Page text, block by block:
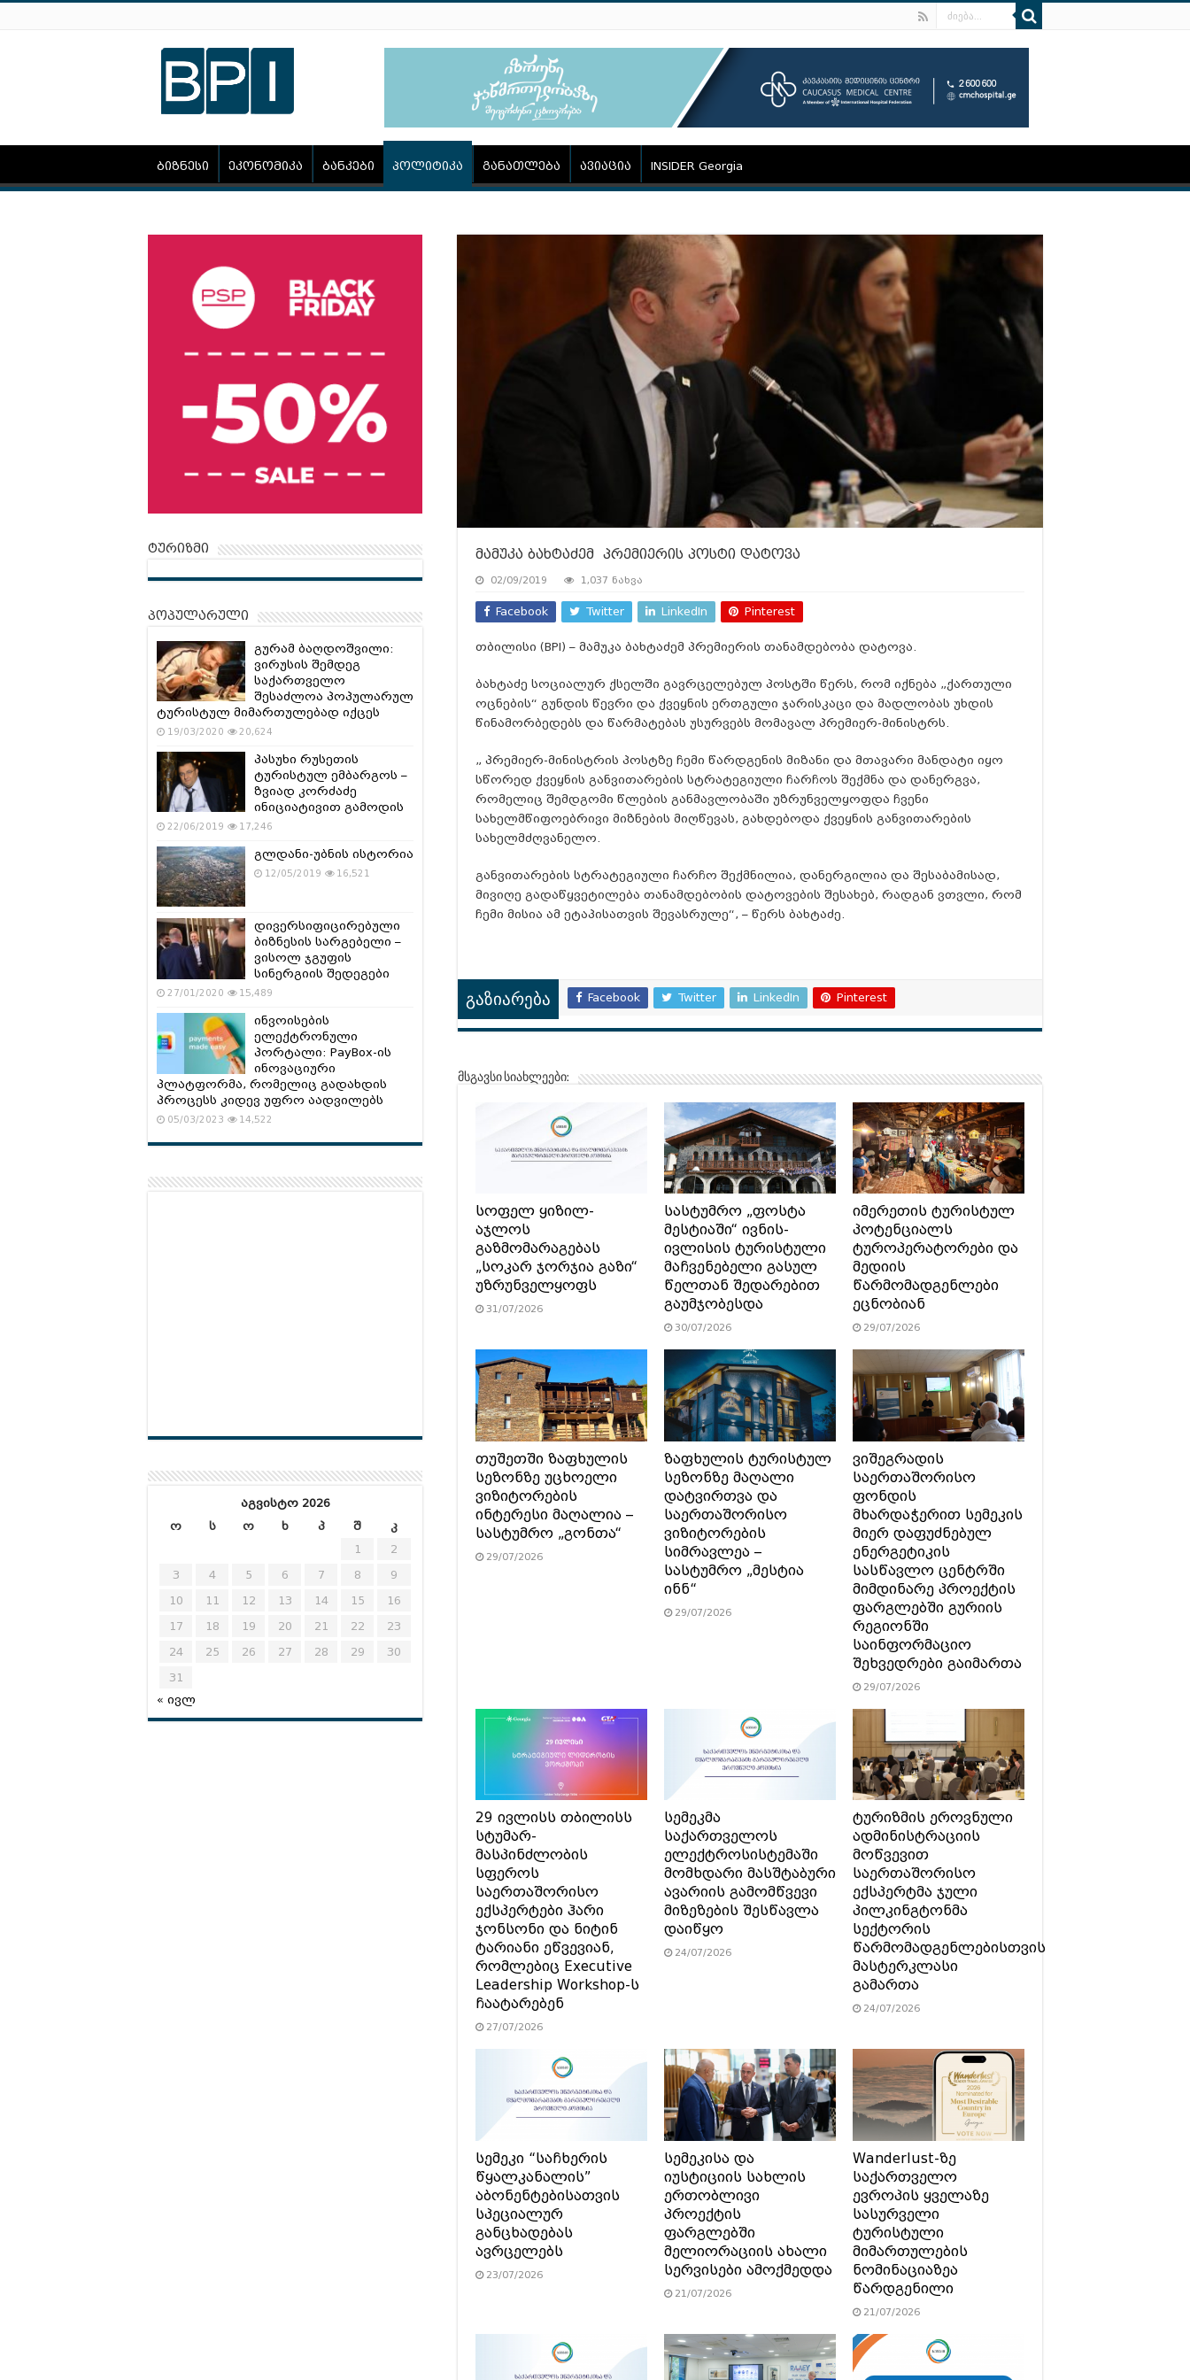
ბიზნესი ეკონომიკა ბანკები პოლიტიკა განათლება ავიაცია INSIDER Georgia
მამუკა ბახტაძემ პრემიერის პოსტი დატოვა
02/09/2019 1,037 ნახვა
Facebook Twitter LinkedIn Pinterest
თბილისი (BPI) – მამუკა ბახტაძემ პრემიერის თანამდებობა დატოვა.
ბახტაძე სოციალურ ქსელში გავრცელებულ პოსტში წერს, რომ იქნება „ქართული
ოცნების“ გუნდის წევრი და ქვეყნის ერთგული ჯარისკაცი და მადლობას უხდის
წინამორბედებს და წარმატებას უსურვებს მომავალ პრემიერ-მინისტრს.
„ პრემიერ-მინისტრის პოსტზე ჩემი წარდგენის მიზანი და მთავარი მანდატი იყო
სწორედ ქვეყნის განვითარების სტრატეგიული ჩარჩოს შექმნა და დანერგვა,
რომელიც შემდგომი წლების განმავლობაში უზრუნველყოფდა ჩვენი
სახელმწიფოებრივი მიზნების მიღწევას, გახდებოდა ქვეყნის განვითარების
სახელმძღვანელო.
განვითარების სტრატეგიული ჩარჩო შექმნილია, დანერგილია და შესაბამისად,
მივიღე გადაწყვეტილება თანამდებობის დატოვების შესახებ, რადგან ვთვლი, რომ
ჩემი მისია ამ ეტაპისათვის შევასრულე“, – წერს ბახტაძე.
გაზიარება Facebook Twitter LinkedIn Pinterest
მსგავსი სიახლეები:
სოფელ ყიზილ-
აჯლოს
გაზმომარაგებას
„სოკარ ჯორჯია გაზი“
უზრუნველყოფს
31/07/2026
სასტუმრო „ფოსტა
მესტიაში“ ივნის-
ივლისის ტურისტული
მაჩვენებელი გასულ
წელთან შედარებით
გაუმჯობესდა
30/07/2026
იმერეთის ტურისტულ
პოტენციალს
ტუროპერატორები და
მედიის
წარმომადგენლები
ეცნობიან
29/07/2026
თუშეთში ზაფხულის
სეზონზე უცხოელი
ვიზიტორების
ინტერესი მაღალია –
სასტუმრო „გონთა“
29/07/2026
ზაფხულის ტურისტულ
სეზონზე მაღალი
დატვირთვა და
საერთაშორისო
ვიზიტორების
სიმრავლეა –
სასტუმრო „მესტია
ინნ“
29/07/2026
ვიშეგრადის
საერთაშორისო
ფონდის
მხარდაჭერით სემეკის
მიერ დაფუძნებულ
ენერგეტიკის
სასწავლო ცენტრში
მიმდინარე პროექტის
ფარგლებში გურიის
რეგიონში
საინფორმაციო
შეხვედრები გაიმართა
29/07/2026
29 ივლისს თბილისს
სტუმარ-
მასპინძლობის
სფეროს
საერთაშორისო
ექსპერტები ჰარი
ჯონსონი და ნიტინ
ტარიანი ეწვევიან,
რომლებიც Executive
Leadership Workshop-ს
ჩაატარებენ
27/07/2026
სემეკმა
საქართველოს
ელექტროსისტემაში
მომხდარი მასშტაბური
ავარიის გამომწვევი
მიზეზების შესწავლა
დაიწყო
24/07/2026
ტურიზმის ეროვნული
ადმინისტრაციის
მოწვევით
საერთაშორისო
ექსპერტმა ჯული
პილკინგტონმა
სექტორის
წარმომადგენლებისთვის
მასტერკლასი
გამართა
24/07/2026
სემეკი “საჩხერის
წყალკანალის”
აბონენტებისათვის
სპეციალურ
განცხადებას
ავრცელებს
23/07/2026
სემეკისა და
იუსტიციის სახლის
ერთობლივი
პროექტის
ფარგლებში
მელიორაციის ახალი
სერვისები ამოქმედდა
21/07/2026
Wanderlust-ზე
საქართველო
ევროპის ყველაზე
სასურველი
ტურისტული
მიმართულების
ნომინაციაზეა
წარდგენილი
21/07/2026
ტურიზმი
პოპულარული
გურამ ბაღდოშვილი:
ვირუსის შემდეგ
საქართველო
შესაძლოა პოპულარულ
ტურისტულ მიმართულებად იქცეს
19/03/2020 20,624
პასუხი რუსეთის
ტურისტულ ემბარგოს –
ზვიად კორძაძე
ინიციატივით გამოდის
22/06/2019 17,246
გლდანი-უბნის ისტორია
12/05/2019 16,521
დივერსიფიცირებული
ბიზნესის სარგებელი –
ვისოლ ჯგუფის
სინერგიის შედეგები
27/01/2020 15,489
ინვოისების
ელექტრონული
პორტალი: PayBox-ის
ინოვაციური
პლატფორმა, რომელიც გადახდის
პროცესს კიდევ უფრო აადვილებს
05/03/2023 14,522
აგვისტო 2026
ო
ს ო ხ პ შ
კ
1
2
3
4 5 6 7 8
9
10
11 12 13 14 15
16
17
18 19 20 21 22
23
24
25 26 27 28 29
30
31
« ივლ